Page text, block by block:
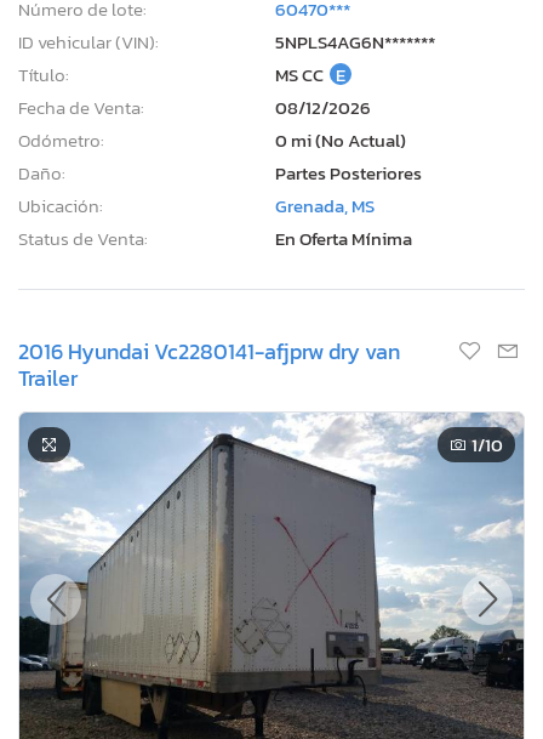
Número de lote:
60470***
ID vehicular (VIN):
5NPLS4AG6N*******
Título:
MS CC E
Fecha de Venta:
08/12/2026
Odómetro:
0 mi (No Actual)
Daño:
Partes Posteriores
Ubicación:
Grenada, MS
Status de Venta:
En Oferta Mínima
2016 Hyundai Vc2280141-afjprw dry van
Trailer
1/10